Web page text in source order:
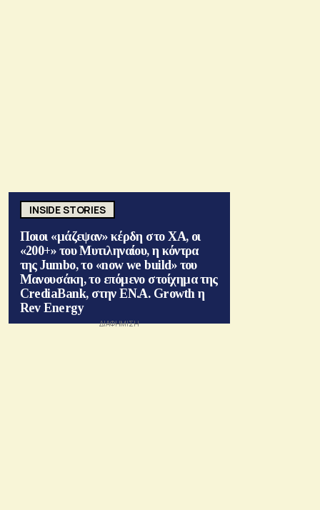
INSIDE STORIES
Ποιοι «μάζεψαν» κέρδη στο ΧΑ, οι
«200+» του Μυτιληναίου, η κόντρα
της Jumbo, το «now we build» του
Μανουσάκη, το επόμενο στοίχημα της
CrediaBank, στην ΕΝ.Α. Growth η
Rev Energy